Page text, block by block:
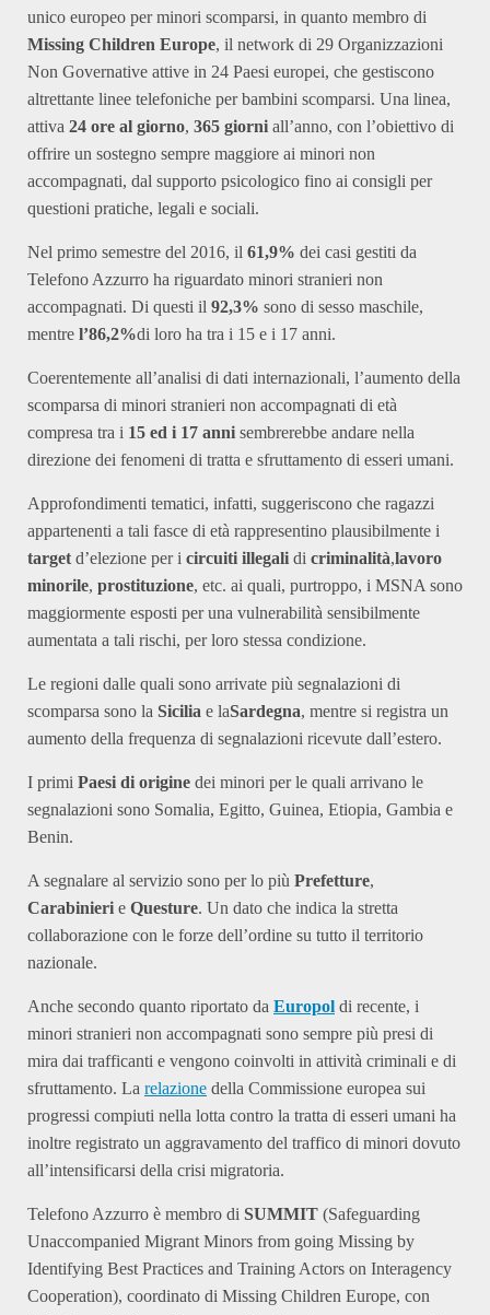
unico europeo per minori scomparsi, in quanto membro di
Missing Children Europe, il network di 29 Organizzazioni
Non Governative attive in 24 Paesi europei, che gestiscono
altrettante linee telefoniche per bambini scomparsi. Una linea,
attiva 24 ore al giorno, 365 giorni all’anno, con l’obiettivo di
offrire un sostegno sempre maggiore ai minori non
accompagnati, dal supporto psicologico fino ai consigli per
questioni pratiche, legali e sociali.
Nel primo semestre del 2016, il 61,9% dei casi gestiti da
Telefono Azzurro ha riguardato minori stranieri non
accompagnati. Di questi il 92,3% sono di sesso maschile,
mentre l’86,2%di loro ha tra i 15 e i 17 anni.
Coerentemente all’analisi di dati internazionali, l’aumento della
scomparsa di minori stranieri non accompagnati di età
compresa tra i 15 ed i 17 anni sembrerebbe andare nella
direzione dei fenomeni di tratta e sfruttamento di esseri umani.
Approfondimenti tematici, infatti, suggeriscono che ragazzi
appartenenti a tali fasce di età rappresentino plausibilmente i
target d’elezione per i circuiti illegali di criminalità,lavoro
minorile, prostituzione, etc. ai quali, purtroppo, i MSNA sono
maggiormente esposti per una vulnerabilità sensibilmente
aumentata a tali rischi, per loro stessa condizione.
Le regioni dalle quali sono arrivate più segnalazioni di
scomparsa sono la Sicilia e laSardegna, mentre si registra un
aumento della frequenza di segnalazioni ricevute dall’estero.
I primi Paesi di origine dei minori per le quali arrivano le
segnalazioni sono Somalia, Egitto, Guinea, Etiopia, Gambia e
Benin.
A segnalare al servizio sono per lo più Prefetture,
Carabinieri e Questure. Un dato che indica la stretta
collaborazione con le forze dell’ordine su tutto il territorio
nazionale.
Anche secondo quanto riportato da Europol di recente, i
minori stranieri non accompagnati sono sempre più presi di
mira dai trafficanti e vengono coinvolti in attività criminali e di
sfruttamento. La relazione della Commissione europea sui
progressi compiuti nella lotta contro la tratta di esseri umani ha
inoltre registrato un aggravamento del traffico di minori dovuto
all’intensificarsi della crisi migratoria.
Telefono Azzurro è membro di SUMMIT (Safeguarding
Unaccompanied Migrant Minors from going Missing by
Identifying Best Practices and Training Actors on Interagency
Cooperation), coordinato di Missing Children Europe, con